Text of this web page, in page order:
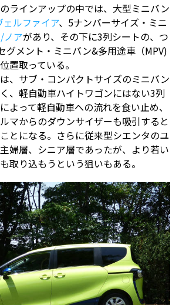
ラインアップの中では、大型ミニバン
ルファイア、5ナンバーサイズ・ミニ
ノアがあり、その下に3列シートの、つ
グメント・ミニバン&多用途車（MPV)
置取っている。
、サブ・コンパクトサイズのミニバン
、軽自動車ハイトワゴンにはない3列
よって軽自動車への流れを食い止め、
マからのダウンサイザーも吸引すると
とになる。さらに従来型シエンタのユ
婦層、シニア層であったが、より若い
取り込もうという狙いもある。